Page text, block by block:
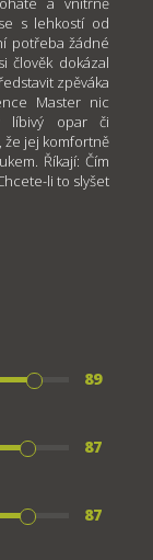
s lehkostí od
potřeba žádné
člověk dokázal
zpěváka
Master nic
líbivý opar či
že jej komfortně
Říkají: Čím
li to slyšet
89
87
87